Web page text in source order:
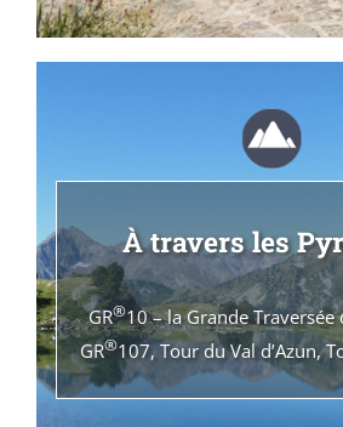
À travers les
GR®10 – la Grande Traversée
GR®107, Tour du Val d’Azun,